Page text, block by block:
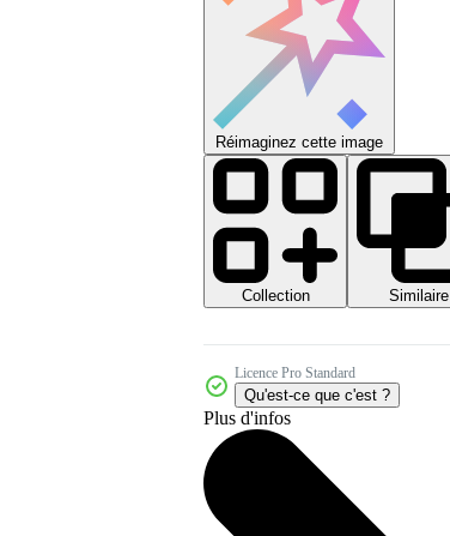
Réimaginez cette image
Collection
Similaire
Licence Pro Standard
Qu'est-ce que c'est ?
Plus d'infos